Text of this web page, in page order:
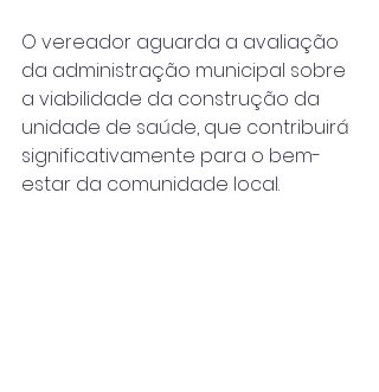
O vereador aguarda a avaliação
da administração municipal sobre
a viabilidade da construção da
unidade de saúde, que contribuirá
significativamente para o bem-
estar da comunidade local.